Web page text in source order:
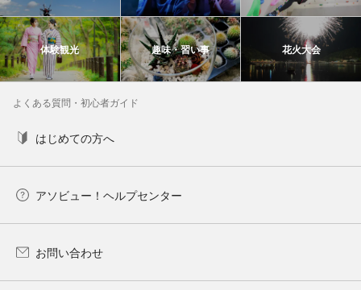
体験観光 趣味・習い事 花火大会
よくある質問・初心者ガイド
はじめての方へ
アソビュー！ヘルプセンター
お問い合わせ